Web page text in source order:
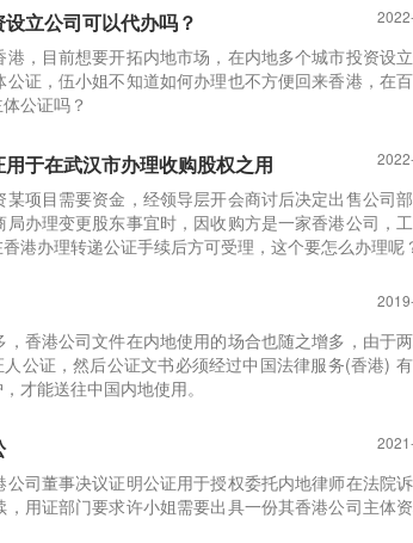
立公司可以代办吗？
，目前想要开拓内地市场，在内地多个城市投资设
证，伍小姐不知道如何办理也不方便回来香港，在
公证吗？
于在武汉市办理收购股权之用
项目需要资金，经领导层开会商讨后决定出售公司
办理变更股东事宜时，因收购方是一家香港公司，
港办理转递公证手续后方可受理，这个要怎么办理呢
香港公司文件在内地使用的场合也随之增多，由于两
公证，然后公证文书必须经过中国法律服务(香港) 有
才能送往中国内地使用。
司董事决议证明公证用于授权委托内地律师在法院
用证部门要求许小姐需要出具一份其香港公司主体